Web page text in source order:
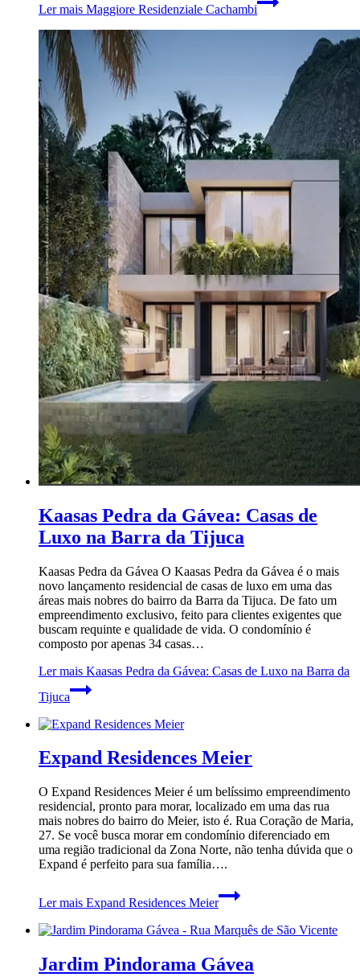
Ler mais Maggiore Residenziale Cachambi
Kaasas Pedra da Gávea: Casas de
Luxo na Barra da Tijuca
Kaasas Pedra da Gávea O Kaasas Pedra da Gávea é o mais
novo lançamento residencial de casas de luxo em uma das
áreas mais nobres do bairro da Barra da Tijuca. De fato um
empreendimento exclusivo, feito para clientes exigentes que
buscam requinte e qualidade de vida. O condomínio é
composto por apenas 34 casas…
Ler mais Kaasas Pedra da Gávea: Casas de Luxo na Barra da
Tijuca
Expand Residences Meier
O Expand Residences Meier é um belíssimo empreendimento
residencial, pronto para morar, localizado em uma das rua
mais nobres do bairro do Meier, isto é. Rua Coração de Maria,
27. Se você busca morar em condomínio diferenciado em
uma região tradicional da Zona Norte, não tenha dúvida que o
Expand é perfeito para sua família….
Ler mais Expand Residences Meier
Jardim Pindorama Gávea